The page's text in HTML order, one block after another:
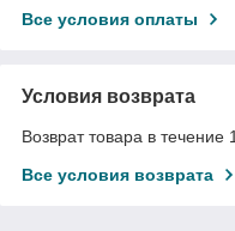
Все условия оплаты
Условия возврата
Возврат товара в течение
Все условия возврата